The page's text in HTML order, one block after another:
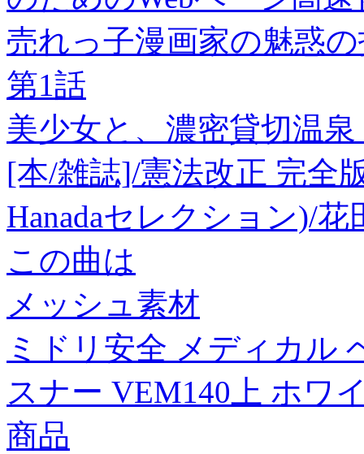
売れっ子漫画家の魅惑
第1話
美少女と、濃密貸切温
[本/雑誌]/憲法改正 完全
Hanadaセレクション)/
この曲は
メッシュ素材
ミドリ安全 メディカル
スナー VEM140上 ホワ
商品